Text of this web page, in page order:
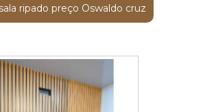
ripado preço Oswaldo cruz